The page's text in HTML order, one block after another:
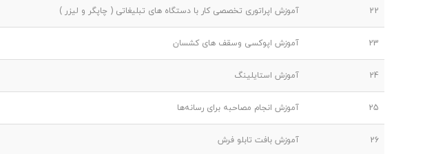
22 آموزش اپراتوری تخصصی کار با دستگاه های تبلیغاتی ( چاپگر و لیزر )
23 آموزش اپوکسی وسقف های کشسان
24 آموزش استایلینگ
25 آموزش انجام مصاحبه برای رسانه‌ها
26 آموزش بافت تابلو فرش